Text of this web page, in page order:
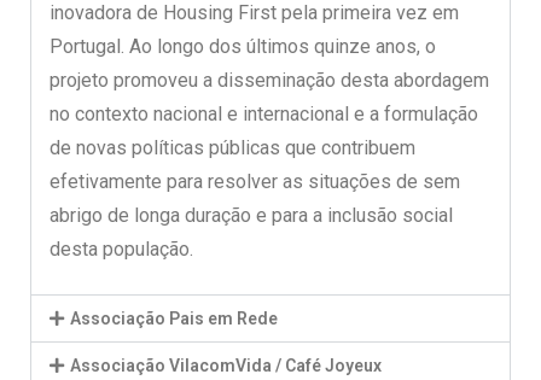
inovadora de Housing First pela primeira vez em
Portugal. Ao longo dos últimos quinze anos, o
projeto promoveu a disseminação desta abordagem
no contexto nacional e internacional e a formulação
de novas políticas públicas que contribuem
efetivamente para resolver as situações de sem
abrigo de longa duração e para a inclusão social
desta população.
Associação Pais em Rede
Associação VilacomVida / Café Joyeux